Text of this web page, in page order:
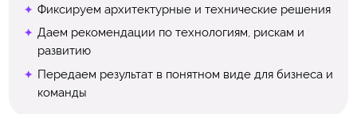
Фиксируем архитектурные и технические решения
Даем рекомендации по технологиям, рискам и
развитию
Передаем результат в понятном виде для бизнеса и
команды